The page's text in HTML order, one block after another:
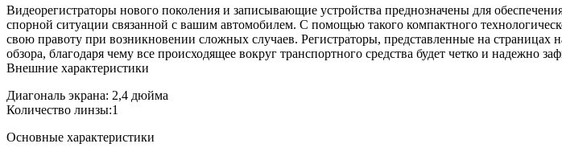
Видеорегистраторы нового поколения и записывающие устройства преднозначены для
спорной ситуации связанной с вашим автомобилем. С помощью такого компактного
свою правоту при возникновении сложных случаев. Регистраторы, представленные на
обзора, благодаря чему все происходящее вокруг транспортного средства будет четко и надежно
Внешние характеристики
Диагональ экрана: 2,4 дюйма
Количество линзы:1
Основные характеристики